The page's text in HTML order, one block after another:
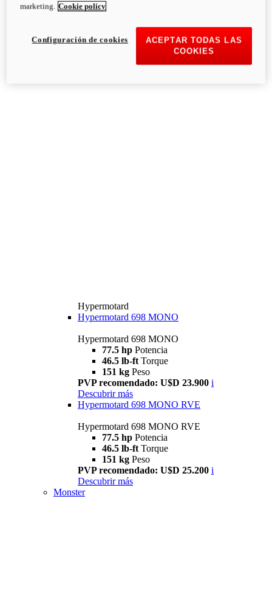
Hypermotard
Hypermotard 698 MONO
Hypermotard 698 MONO
77.5 hp Potencia
46.5 lb-ft Torque
151 kg Peso
PVP recomendado: U$D 23.900 i
Descubrir más
Hypermotard 698 MONO RVE
Hypermotard 698 MONO RVE
77.5 hp Potencia
46.5 lb-ft Torque
151 kg Peso
PVP recomendado: U$D 25.200 i
Descubrir más
Monster
marketing. Cookie policy
ACEPTAR TODAS LAS
COOKIES
Configuración de cookies